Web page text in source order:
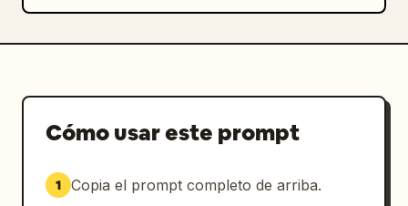
Cómo usar este prompt
1 Copia el prompt completo de arriba.